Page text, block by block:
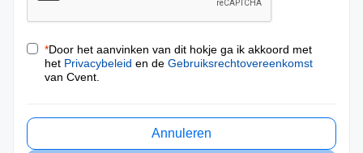
*Door het aanvinken van dit hokje ga ik akkoord met
het Privacybeleid en de Gebruiksrechtovereenkomst
van Cvent.
Annuleren